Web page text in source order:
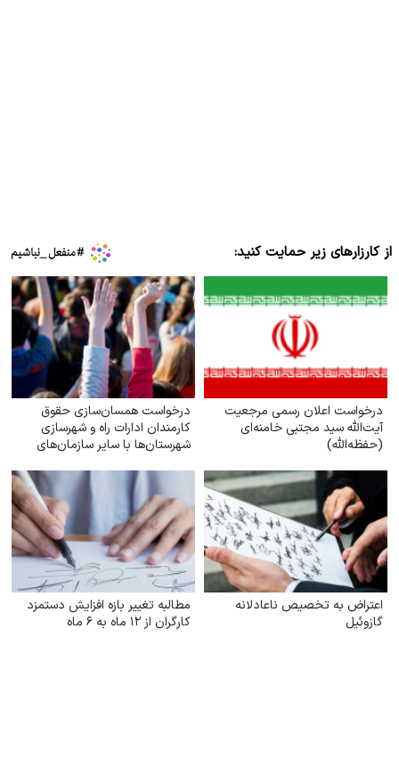
از کارزارهای زیر حمایت کنید:
درخواست اعلان رسمی مرجعیت
آیت‌الله سید مجتبی خامنه‌ای
(حفظه‌الله)
درخواست همسان‌سازی حقوق
کارمندان ادارات راه و شهرسازی
شهرستان‌ها با سایر سازمان‌های
اعتراض به تخصیص ناعادلانه
گازوئیل
مطالبه تغییر بازه افزایش دستمزد
کارگران از ۱۲ ماه به ۶ ماه